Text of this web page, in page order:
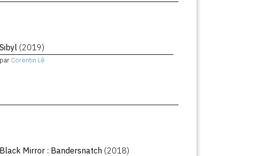
Sibyl (2019)
par Corentin Lê
Black Mirror : Bandersnatch (2018)